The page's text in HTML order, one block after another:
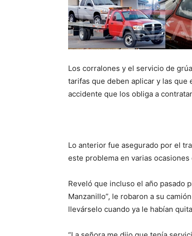
Los corralones y el servicio de
tarifas que deben aplicar y las que
accidente que los obliga a
Lo anterior fue asegurado por el
este problema en varias
Reveló que incluso el año pasado
Manzanillo”, le robaron a su
llevárselo cuando ya le habían